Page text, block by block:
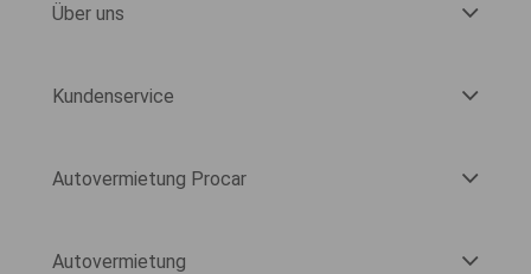
Über uns
Kundenservice
Autovermietung Procar
Autovermietung